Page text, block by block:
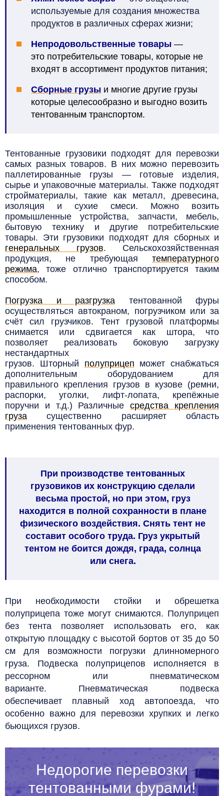
используемые для создания множества
продуктов в различных сферах жизни;
Непродовольственные товары —
это потребительские товары, которые не
входят в ассортимент продуктов питания;
Сборные грузы и многие другие грузы
которые целесообразно и выгодно возить
тентованным транспортом.
Тентованные грузовики подходят для перевозки
самых разных товаров. В них можно перевозить
паллетированные грузы — готовые изделия,
сырье и упаковочные материалы. Также подходят
стройматериалы, такие как металл, древесина,
изоляция и сухие смеси. Можно возить
промышленные устройства, запчасти, мебель,
бытовую технику и другие потребительские
товары. Эти грузовики подходят для сборных и
генеральных грузов. Сельскохозяйственная
продукция, не требующая температурного
режима,тоже отлично транспортируется таким
способом.
Погрузка и разгрузка тентованной фуры
осуществляться автокраном, погрузчиком или за
счёт сил грузчиков. Тент грузовой платформы
снимается или сдвигается как штора, что
позволяет реализовать боковую загрузку
нестандартных
грузов. Шторный полуприцеп может снабжаться
дополнительным оборудованием для
правильного крепления грузов в кузове (ремни,
распорки, уголки, лифт-лопата, крепёжные
поручни и т.д.) Различныесредства крепления
груза существенно расширяет область
применения тентованных фур.
При производстве тентованных
грузовиков их конструкцию сделали
весьма простой, но при этом, груз
находится в полной сохранности в плане
физического воздействия. Снять тент не
составит особого труда. Груз укрытый
тентом не боится дождя, града, солнца
или снега.
При необходимости стойки и обрешетка
полуприцепа тоже могут снимаются. Полуприцеп
без тента позволяет использовать его, как
открытую площадку с высотой бортов от 35 до 50
см для возможности погрузки длинномерного
груза. Подвеска полуприцепов исполняется в
рессорном или пневматическом
варианте. Пневматическая подвеска
обеспечивает плавный ход автопоезда, что
особенно важно для перевозки хрупких и легко
бьющихся грузов.
Недорогие перевозки
тентованными фурами!